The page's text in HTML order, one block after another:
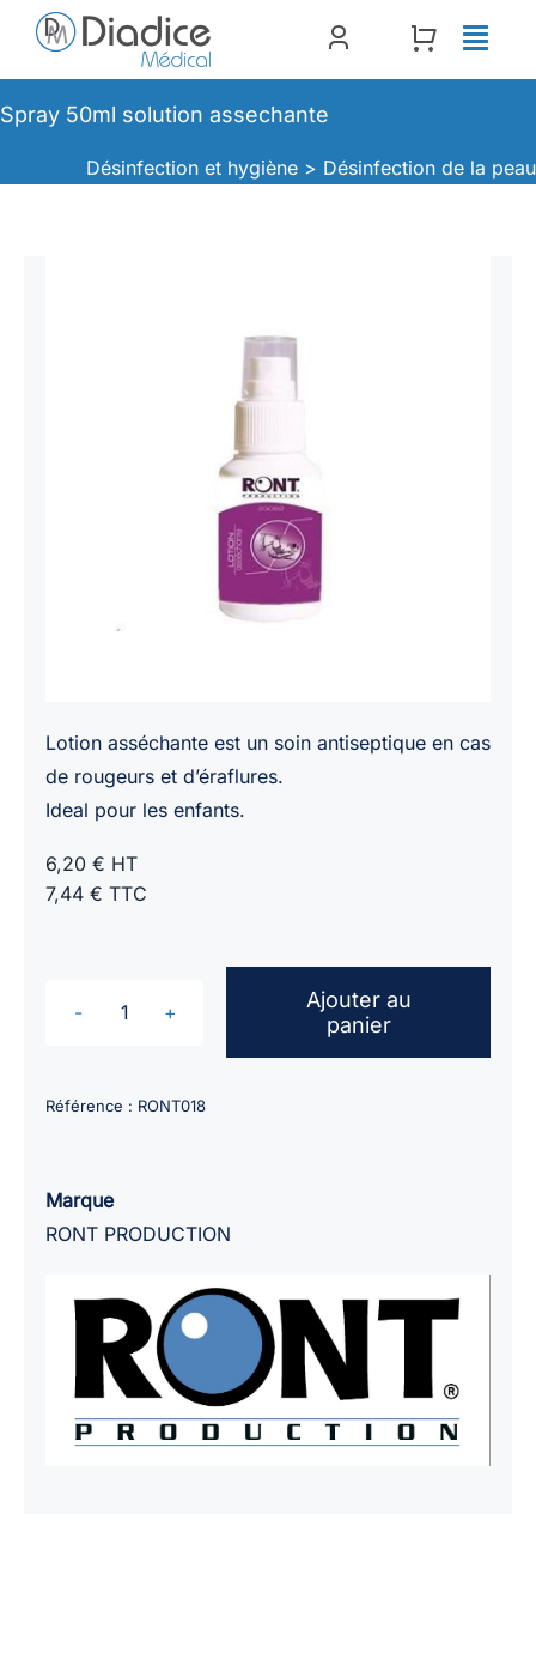
Passer
contenu
Spray 50ml solution assechante
Désinfection et hygiène > Désinfection de la peau
Lotion asséchante est un soin antiseptique en cas
de rougeurs et d’éraflures.
Ideal pour les enfants.
6,20 € HT
7,44 € TTC
quantité
Spray
Ajouter au
panier
Référence : RONT018
Marque
RONT PRODUCTION